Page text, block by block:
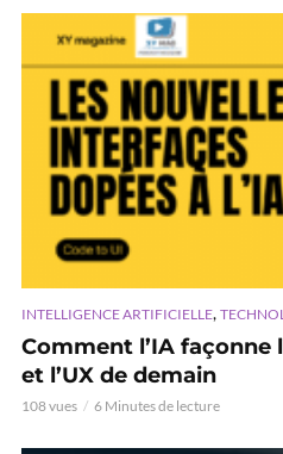
INTELLIGENCE ARTIFICIELLE,
Comment l’IA façonne
et l’UX de demain
108 vues 6 Minutes de lecture